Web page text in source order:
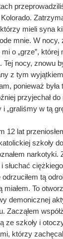
którzy mieli syna
mnie. W nocy,
o „grze”, której
Tej nocy, znowu
z tym
ponieważ była
przyjechał
i „graliśmy w tą
12 lat
szkoły
narkotyki.
słuchać
odrzuciłem tą
miałem. To
demonicznej
Zacząłem
ze szkoły i
którzy